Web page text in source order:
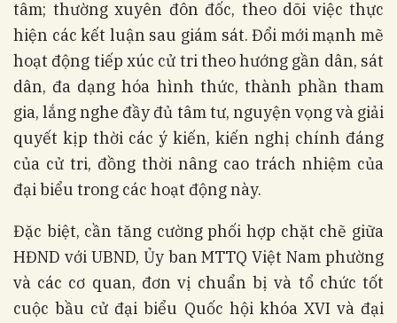
tâm; thường xuyên đôn đốc, theo dõi việc thực
hiện các kết luận sau giám sát. Đổi mới mạnh mẽ
hoạt động tiếp xúc cử tri theo hướng gần dân, sát
dân, đa dạng hóa hình thức, thành phần tham
gia, lắng nghe đầy đủ tâm tư, nguyện vọng và giải
quyết kịp thời các ý kiến, kiến nghị chính đáng
của cử tri, đồng thời nâng cao trách nhiệm của
đại biểu trong các hoạt động này.
Đặc biệt, cần tăng cường phối hợp chặt chẽ giữa
HĐND với UBND, Ủy ban MTTQ Việt Nam phường
và các cơ quan, đơn vị chuẩn bị và tổ chức tốt
cuộc bầu cử đại biểu Quốc hội khóa XVI và đại